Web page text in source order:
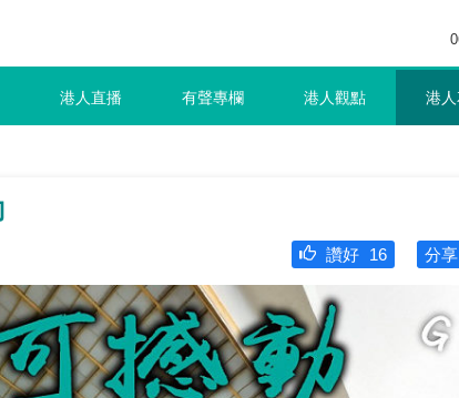
港人直播 有聲專欄 港人觀點 港
分享
讚好 16